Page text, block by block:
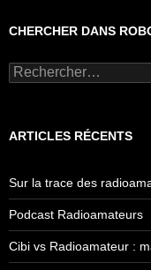
CHERCHER DANS
Rechercher :
ARTICLES RÉCENTS
Sur la trace des
Podcast Radioamateurs
Cibi vs Radioamateur :